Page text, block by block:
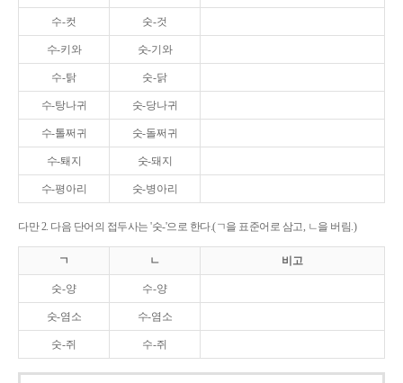
수-컷 숫-것
수-키와 숫-기와
수-탉 숫-닭
수-탕나귀 숫-당나귀
수-톨쩌귀 숫-돌쩌귀
수-퇘지 숫-돼지
수-평아리 숫-병아리
다만 2. 다음 단어의 접두사는 '숫-'으로 한다.(ㄱ을 표준어로 삼고, ㄴ을 버림.)
ㄱ ㄴ 비고
숫-양 수-양
숫-염소 수-염소
숫-쥐 수-쥐